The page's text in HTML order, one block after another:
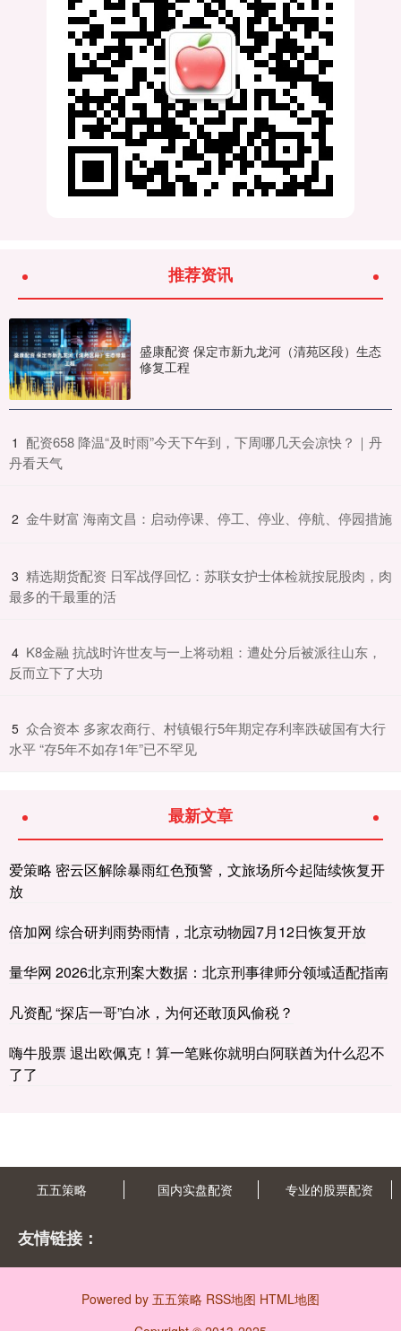
推荐资讯
盛康配资 保定市新九龙河（清苑区段）生态
修复工程
1 ​配资658 降温“及时雨”今天下午到，下周哪几天会凉快？｜丹
丹看天气
2 ​金牛财富 海南文昌：启动停课、停工、停业、停航、停园措施
3 ​精选期货配资 日军战俘回忆：苏联女护士体检就按屁股肉，肉
最多的干最重的活
4 ​K8金融 抗战时许世友与一上将动粗：遭处分后被派往山东，
反而立下了大功
5 ​众合资本 多家农商行、村镇银行5年期定存利率跌破国有大行
水平 “存5年不如存1年”已不罕见
最新文章
爱策略 密云区解除暴雨红色预警，文旅场所今起陆续恢复开
放
倍加网 综合研判雨势雨情，北京动物园7月12日恢复开放
量华网 2026北京刑案大数据：北京刑事律师分领域适配指南
凡资配 “探店一哥”白冰，为何还敢顶风偷税？
嗨牛股票 退出欧佩克！算一笔账你就明白阿联酋为什么忍不
了了
五五策略 国内实盘配资 专业的股票配资
友情链接：
Powered by 五五策略 RSS地图 HTML地图